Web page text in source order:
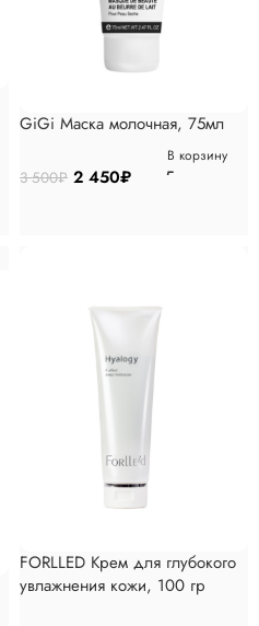
GiGi Маска молочная, 75мл
3 500₽ 2 450₽
В корзину
FORLLED Крем для глубокого
увлажнения кожи, 100 гр